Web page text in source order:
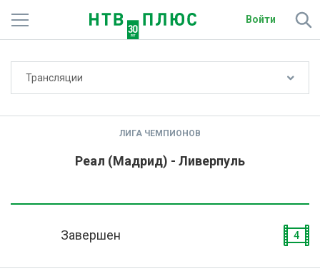
Войти
Трансляции
ЛИГА ЧЕМПИОНОВ
Реал (Мадрид) - Ливерпуль
Завершен 4